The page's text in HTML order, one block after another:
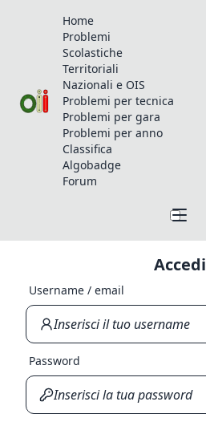
Home
Problemi
Scolastiche
Territoriali
Nazionali e OIS
Problemi per tecnica
Problemi per gara
Problemi per anno
Classifica
Algobadge
Forum
Accedi
Username / email
Password